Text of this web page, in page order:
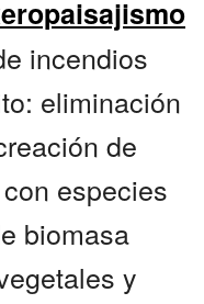
incendios
eliminación
de
especies
biomasa
y